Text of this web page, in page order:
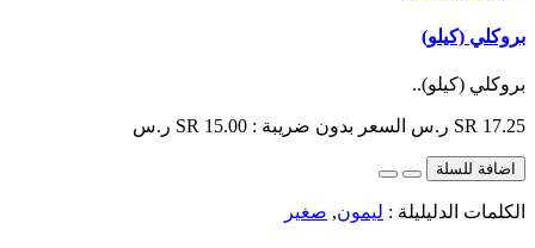
بروكلي (كيلو)
بروكلي (كيلو)..
SR 17.25 ر.س السعر بدون ضريبة : SR 15.00 ر.س
اضافة للسلة
الكلمات الدليليلة : ليمون, صغير